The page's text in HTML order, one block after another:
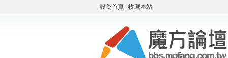
設為首頁 收藏本站